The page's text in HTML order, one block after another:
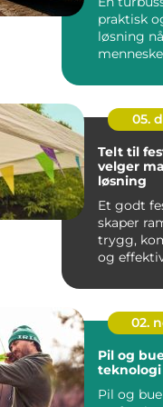
praktisk
løsning
05.
Telt til
velger
løsning
Et godt
skaper
trygg,
og
02.
Pil og
Pil og